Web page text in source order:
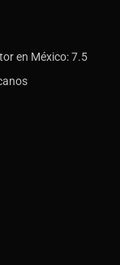
en México: 7.5